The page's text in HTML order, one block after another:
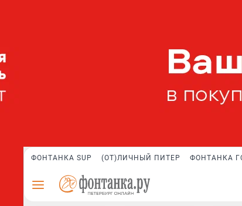
ФОНТАНКА SUP (ОТ)ЛИЧНЫЙ ПИТЕР ФОНТАНКА